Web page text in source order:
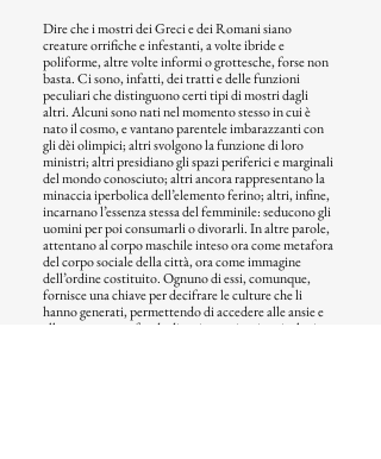
Dire che i mostri dei Greci e dei Romani siano
creature orrifiche e infestanti, a volte ibride e
poliforme, altre volte informi o grottesche, forse non
basta. Ci sono, infatti, dei tratti e delle funzioni
peculiari che distinguono certi tipi di mostri dagli
altri. Alcuni sono nati nel momento stesso in cui è
nato il cosmo, e vantano parentele imbarazzanti con
gli dèi olimpici; altri svolgono la funzione di loro
ministri; altri presidiano gli spazi periferici e marginali
del mondo conosciuto; altri ancora rappresentano la
minaccia iperbolica dell’elemento ferino; altri, infine,
incarnano l’essenza stessa del femminile: seducono gli
uomini per poi consumarli o divorarli. In altre parole,
attentano al corpo maschile inteso ora come metafora
del corpo sociale della città, ora come immagine
dell’ordine costituito. Ognuno di essi, comunque,
fornisce una chiave per decifrare le culture che li
hanno generati, permettendo di accedere alle ansie e
alle strutture profonde di un immaginario mitologico